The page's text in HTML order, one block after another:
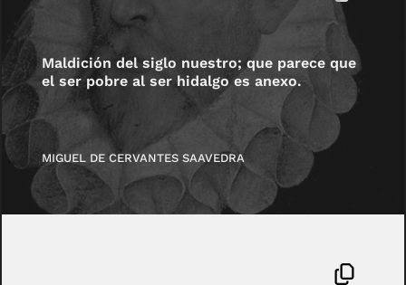
Maldición del siglo nuestro; que parece que
el ser pobre al ser hidalgo es anexo.
MIGUEL DE CERVANTES SAAVEDRA